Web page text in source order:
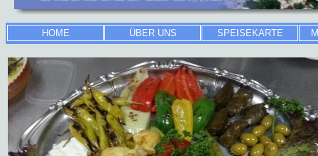
HOME ÜBER UNS SPEISEKARTE